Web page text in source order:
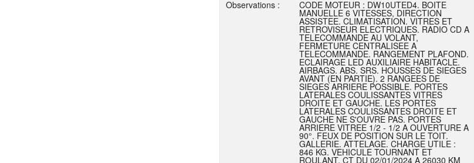
Observations :
CODE MOTEUR : DW10UTED4. BOITE
MANUELLE 6 VITESSES, DIRECTION
ASSISTEE. CLIMATISATION. VITRES ET
RETROVISEUR ELECTRIQUES. RADIO CD A
TELECOMMANDE AU VOLANT,
FERMETURE CENTRALISEE A
TELECOMMANDE. RANGEMENT PLAFOND.
ECLAIRAGE LED AUXILIAIRE HABITACLE.
AIRBAGS. ABS. SRS. HOUSSES DE SIEGES
AVANT (EN PARTIE). 2 RANGEES DE
SIEGES ARRIERE POSSIBLE. PORTES
LATERALES COULISSANTES VITRES
DROITE ET GAUCHE. LES PORTES
LATERALES COULISSANTES DROITE ET
GAUCHE NE S'OUVRE PAS. PORTES
ARRIERE VITREE 1/2 - 1/2 A OUVERTURE A
90°. FEUX DE POSITION SUR LE TOIT.
GALLERIE. ATTELAGE. CHARGE UTILE :
846 KG. VEHICULE TOURNANT ET
ROULANT. CT DU 02/01/2024 A 26030 KM